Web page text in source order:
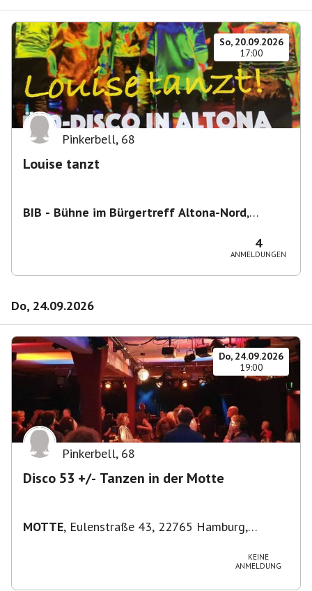
So, 20.09.2026
17:00
Pinkerbell, 68
Louise tanzt
BIB - Bühne im Bürgertreff Altona-Nord,
4
ANMELDUNGEN
Do, 24.09.2026
Do, 24.09.2026
19:00
Pinkerbell, 68
Disco 53 +/- Tanzen in der Motte
MOTTE, Eulenstraße 43, 22765 Hamburg,
KEINE
ANMELDUNG